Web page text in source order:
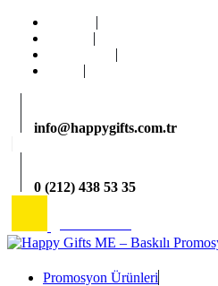
info@happygifts.com.tr
0 (212) 438 53 35
Promosyon Ürünleri